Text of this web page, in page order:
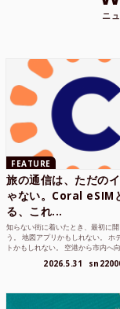
ニ
FEATURE
旅の通信は、ただの
ゃない。Coral eSIM
る、これ...
知らない街に着いたとき、最初に
う。 地図アプリかもしれない。 ホ
トかもしれない。 空港から市内へ
2026.5.31